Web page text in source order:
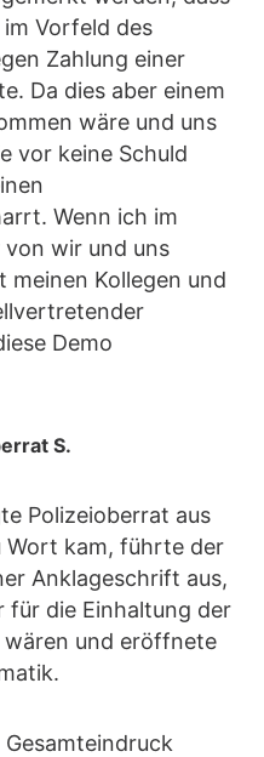
Vorfeld des
Zahlung einer
Da dies aber einem
wäre und uns
vor keine Schuld
Wenn ich im
wir und uns
meinen Kollegen und
Demo
S.
Polizeioberrat aus
Wort kam, führte der
Anklageschrift aus,
für die Einhaltung der
und eröffnete